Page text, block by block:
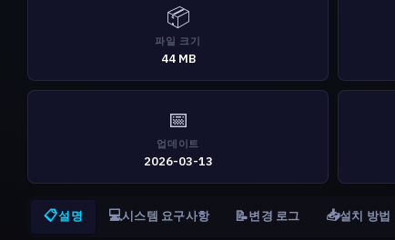
📦
파일 크기
44 MB
📅
업데이트
2026-03-13
📋설명 💻시스템 요구사항 📝변경 로그 📥설치 방법